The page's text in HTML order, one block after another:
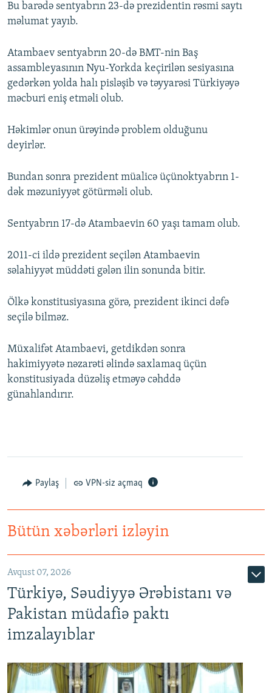
Bu barədə sentyabrın 23-də prezidentin rəsmi saytı
məlumat yayıb.
Atambaev sentyabrın 20-də BMT-nin Baş
assambleyasının Nyu-Yorkda keçirilən sesiyasına
gedərkən yolda halı pisləşib və təyyarəsi Türkiyəyə
məcburi eniş etməli olub.
Həkimlər onun ürəyində problem olduğunu
deyirlər.
Bundan sonra prezident müalicə üçünoktyabrın 1-
dək məzuniyyət götürməli olub.
Sentyabrın 17-də Atambaevin 60 yaşı tamam olub.
2011-ci ildə prezident seçilən Atambaevin
səlahiyyət müddəti gələn ilin sonunda bitir.
Ölkə konstitusiyasına görə, prezident ikinci dəfə
seçilə bilməz.
Müxalifət Atambaevi, getdikdən sonra
hakimiyyətə nəzarəti əlində saxlamaq üçün
konstitusiyada düzəliş etməyə cəhddə
günahlandırır.
Paylaş VPN-siz açmaq
Bütün xəbərləri izləyin
Avqust 07, 2026
Türkiyə, Səudiyyə Ərəbistanı və
Pakistan müdafiə paktı
imzalayıblar